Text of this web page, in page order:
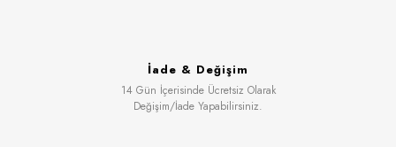
İade & Değişim
14 Gün İçerisinde Ücretsiz Olarak
Değişim/İade Yapabilirsiniz.